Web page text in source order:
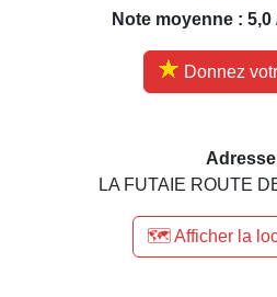
Note moyenne :
Donnez
LA FUTAIE ROUTE
🗺️ Afficher la